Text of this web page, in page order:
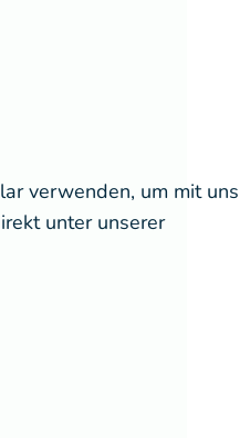
verwenden, um mit uns
unter unserer